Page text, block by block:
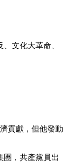
文化大革命、
貢獻，但他發動
團，共產黨員出